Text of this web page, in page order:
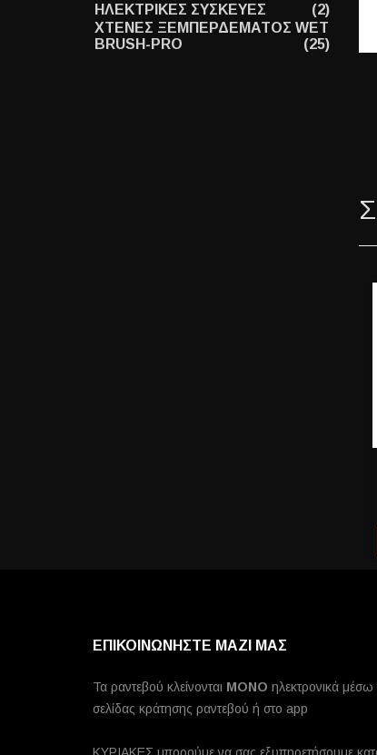
ΗΛΕΚΤΡΙΚΕΣ ΣΥΣΚΕΥΕΣ
(2)
ΧΤΕΝΕΣ ΞΕΜΠΕΡΔΕΜΑΤΟΣ WET
BRUSH-PRO
(25)
ΕΠΙΚΟΙΝΩΝΗΣΤΕ ΜΑΖΙ ΜΑΣ
Τα ραντεβού κλείνονται MONO ηλεκτρονικά μέσω
σελίδας κράτησης ραντεβού ή στο app